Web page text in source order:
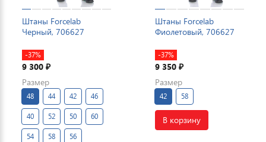
Штаны Forcelab
Черный, 706627
-37%
9 300 ₽
Размер
48 44 42 46
40 52 50 60
54 58 56
Штаны Forcelab
Фиолетовый, 706627
-37%
9 350 ₽
Размер
42 58
В корзину